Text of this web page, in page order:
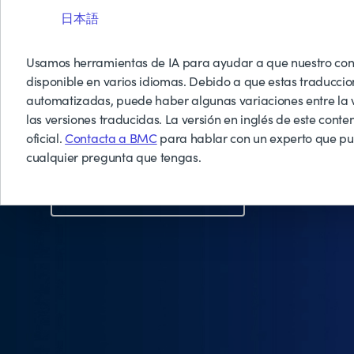
日本語
Usamos herramientas de IA para ayudar a que nuestro
disponible en varios idiomas. Debido a que estas
automatizadas, puede haber algunas variaciones entre la
las versiones traducidas. La versión en inglés de este
oficial.Contacta a BMCpara hablar con un experto que
cualquier pregunta que tengas.
DATAOPS DE BMC
Eliminar los silos de
desbloquear el valor